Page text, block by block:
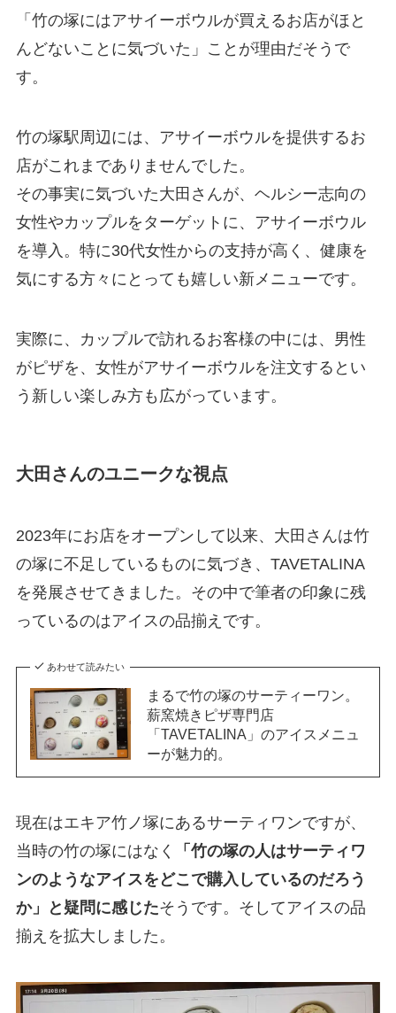
「竹の塚にはアサイーボウルが買えるお店がほと
んどないことに気づいた」ことが理由だそうで
す。
竹の塚駅周辺には、アサイーボウルを提供するお
店がこれまでありませんでした。
その事実に気づいた大田さんが、ヘルシー志向の
女性やカップルをターゲットに、アサイーボウル
を導入。特に30代女性からの支持が高く、健康を
気にする方々にとっても嬉しい新メニューです。
実際に、カップルで訪れるお客様の中には、男性
がピザを、女性がアサイーボウルを注文するとい
う新しい楽しみ方も広がっています。
大田さんのユニークな視点
2023年にお店をオープンして以来、大田さんは竹
の塚に不足しているものに気づき、TAVETALINA
を発展させてきました。その中で筆者の印象に残
っているのはアイスの品揃えです。
あわせて読みたい
まるで竹の塚のサーティーワン。
薪窯焼きピザ専門店
「TAVETALINA」のアイスメニュ
ーが魅力的。
現在はエキア竹ノ塚にあるサーティワンですが、
当時の竹の塚にはなく
「竹の塚の人はサーティワ
ンのようなアイスをどこで購入しているのだろう
か」と疑問に感じたそうです。そしてアイスの品
揃えを拡大しました。